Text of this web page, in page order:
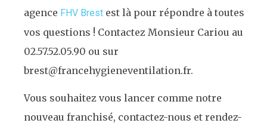
agence FHV Brest est là pour répondre à toutes
vos questions ! Contactez Monsieur Cariou au
02.57.52.05.90 ou sur
brest@francehygieneventilation.fr.
Vous souhaitez vous lancer comme notre
nouveau franchisé, contactez-nous et rendez-